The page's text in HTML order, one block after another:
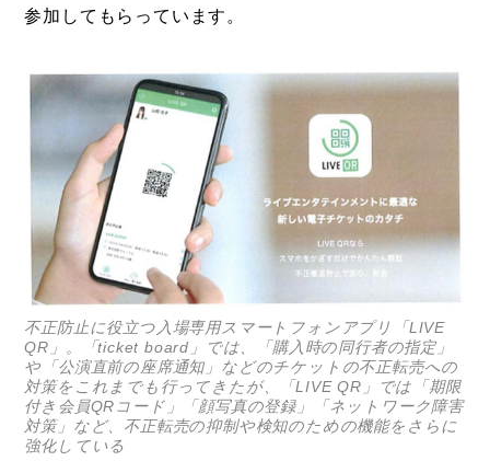
参加してもらっています。
不正防止に役立つ入場専用スマートフォンアプリ「LIVE
QR」。「ticket board」では、「購入時の同行者の指定」
や「公演直前の座席通知」などのチケットの不正転売への
対策をこれまでも行ってきたが、「LIVE QR」では「期限
付き会員QRコード」「顔写真の登録」「ネットワーク障害
対策」など、不正転売の抑制や検知のための機能をさらに
強化している